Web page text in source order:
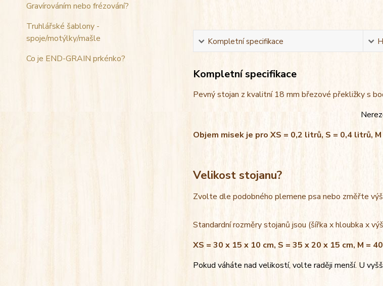
Gravírováním nebo frézování?
Truhlářské šablony -
spoje/motýlky/mašle
Co je END-GRAIN prkénko?
Kompletní specifikace
Kompletní specifikace
Pevný stojan z kvalitní 18 mm březové překližky s
Objem misek je pro XS = 0,2 litrů, S = 0,4 litrů,
Velikost stojanu?
Zvolte dle podobného plemene psa nebo změřte
Standardní rozměry stojanů jsou (šířka x hloubka x
XS = 30 x 15 x 10 cm, S = 35 x 20 x 15 cm, M =
Pokud váháte nad velikostí, volte raději menší. U